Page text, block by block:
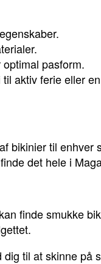
pasform.
aktiv ferie eller
bikinier til enhver
det hele i
finde smukke
til at skinne på